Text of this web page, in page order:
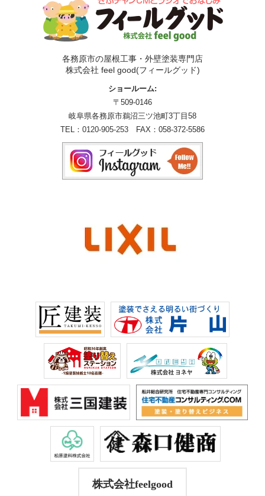
各務原市の屋根工事・外壁塗装専門店
株式会社 feel good(フィールグッド)
ショールーム:
〒509-0146
岐阜県各務原市鵜沼三ツ池町3丁目58
TEL： 0120-905-253 FAX：058-372-5586
株式会社feelgood